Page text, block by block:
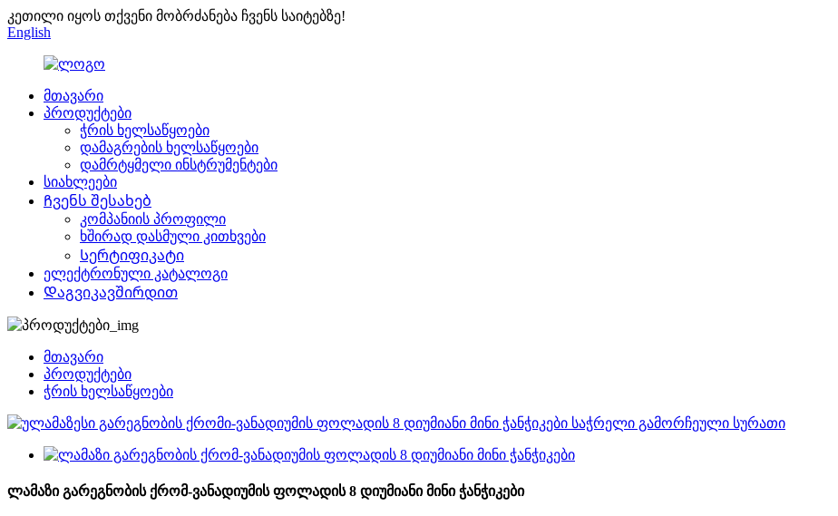
კეთილი იყოს თქვენი მობრძანება ჩვენს საიტებზე!
English
მთავარი
პროდუქტები
ჭრის ხელსაწყოები
დამაგრების ხელსაწყოები
დამრტყმელი ინსტრუმენტები
სიახლეები
Ჩვენს შესახებ
კომპანიის პროფილი
ხშირად დასმული კითხვები
Სერტიფიკატი
ელექტრონული კატალოგი
Დაგვიკავშირდით
მთავარი
პროდუქტები
ჭრის ხელსაწყოები
ლამაზი გარეგნობის ქრომ-ვანადიუმის ფოლადის 8 დიუმიანი მინი ჭანჭიკები